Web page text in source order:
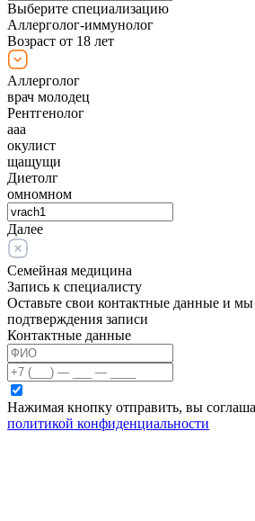
Выберите специализацию
Аллерголог-иммунолог
Возраст от 18 лет
Аллерголог
врач молодец
Рентгенолог
ааа
окулист
щащущи
Диетолг
омномном
Далее
Семейная медицина
Запись к специалисту
Оставьте свои контактные данные и
подтверждения записи
Контактные данные
Нажимая кнопку отправить, вы
политикой конфиденциальности